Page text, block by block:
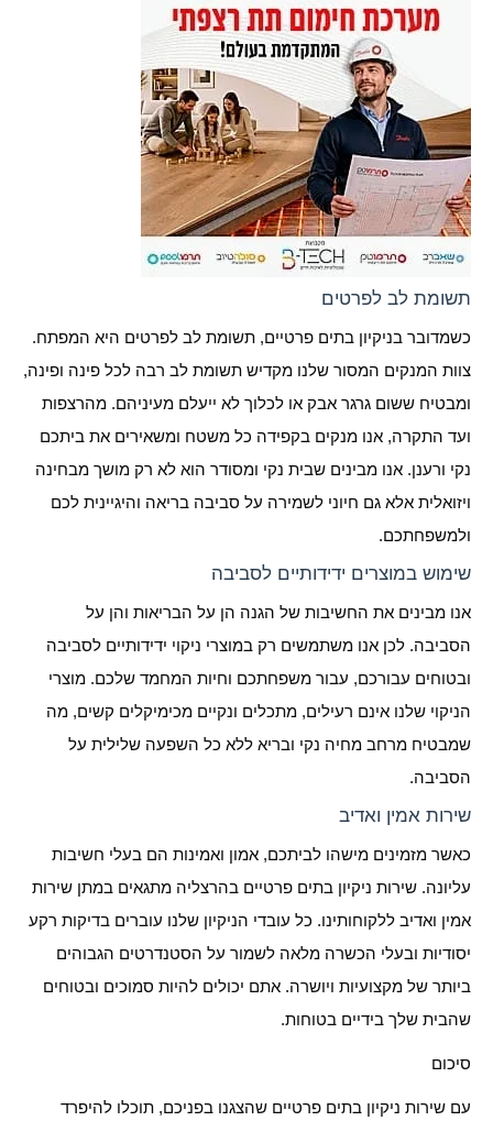
תשומת לב לפרטים
כשמדובר בניקיון בתים פרטיים, תשומת לב לפרטים היא המפתח.
צוות המנקים המסור שלנו מקדיש תשומת לב רבה לכל פינה ופינה,
ומבטיח ששום גרגר אבק או לכלוך לא ייעלם מעיניהם. מהרצפות
ועד התקרה, אנו מנקים בקפידה כל משטח ומשאירים את ביתכם
נקי ורענן. אנו מבינים שבית נקי ומסודר הוא לא רק מושך מבחינה
ויזואלית אלא גם חיוני לשמירה על סביבה בריאה והיגיינית לכם
ולמשפחתכם.
שימוש במוצרים ידידותיים לסביבה
אנו מבינים את החשיבות של הגנה הן על הבריאות והן על
הסביבה. לכן אנו משתמשים רק במוצרי ניקוי ידידותיים לסביבה
ובטוחים עבורכם, עבור משפחתכם וחיות המחמד שלכם. מוצרי
הניקוי שלנו אינם רעילים, מתכלים ונקיים מכימיקלים קשים, מה
שמבטיח מרחב מחיה נקי ובריא ללא כל השפעה שלילית על
הסביבה.
שירות אמין ואדיב
כאשר מזמינים מישהו לביתכם, אמון ואמינות הם בעלי חשיבות
עליונה. שירות ניקיון בתים פרטיים בהרצליה מתגאים במתן שירות
אמין ואדיב ללקוחותינו. כל עובדי הניקיון שלנו עוברים בדיקות רקע
יסודיות ובעלי הכשרה מלאה לשמור על הסטנדרטים הגבוהים
ביותר של מקצועיות ויושרה. אתם יכולים להיות סמוכים ובטוחים
שהבית שלך בידיים בטוחות.
סיכום
עם שירות ניקיון בתים פרטיים שהצגנו בפניכם, תוכלו להיפרד